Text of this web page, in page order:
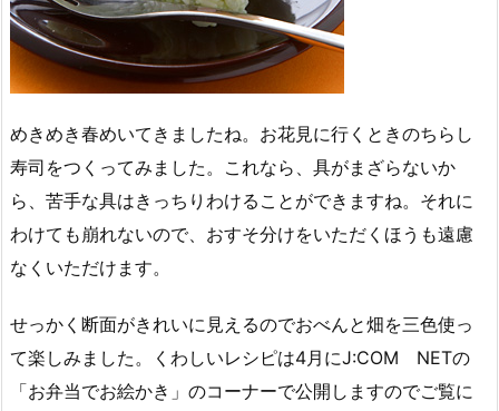
めきめき春めいてきましたね。お花見に行くときのちらし
寿司をつくってみました。これなら、具がまざらないか
ら、苦手な具はきっちりわけることができますね。それに
わけても崩れないので、おすそ分けをいただくほうも遠慮
なくいただけます。
せっかく断面がきれいに見えるのでおべんと畑を三色使っ
て楽しみました。くわしいレシピは4月にJ:COM NETの
「お弁当でお絵かき」のコーナーで公開しますのでご覧に